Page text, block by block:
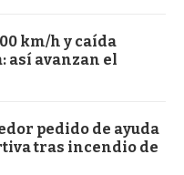
km/h y caída
así avanzan el
pedido de ayuda
tras incendio de